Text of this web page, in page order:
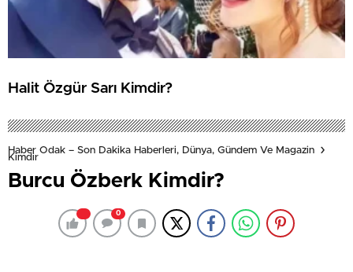
Halit Özgür Sarı Kimdir?
Haber Odak – Son Dakika Haberleri, Dünya, Gündem Ve Magazin
Kimdir
Burcu Özberk Kimdir?
0